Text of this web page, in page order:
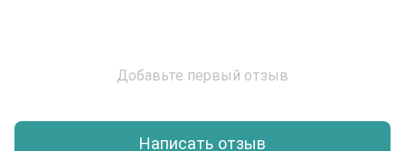
Добавьте первый отзыв
Написать отзыв